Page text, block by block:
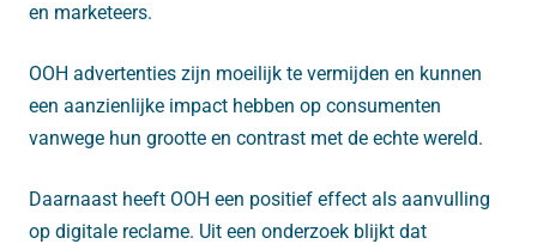
en marketeers.
OOH advertenties zijn moeilijk te vermijden en kunnen
een aanzienlijke impact hebben op consumenten
vanwege hun grootte en contrast met de echte wereld.
Daarnaast heeft OOH een positief effect als aanvulling
op digitale reclame. Uit een onderzoek blijkt dat